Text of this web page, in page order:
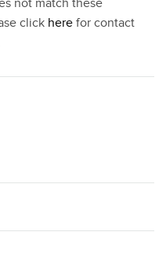
not match these
click here for contact